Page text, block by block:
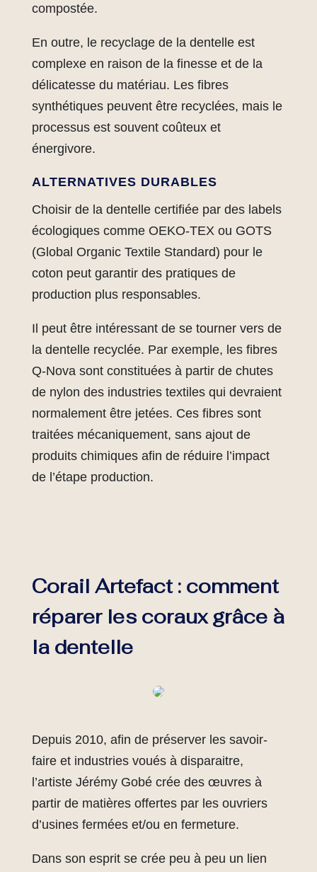
compostée.
En outre, le recyclage de la dentelle est
complexe en raison de la finesse et de la
délicatesse du matériau. Les fibres
synthétiques peuvent être recyclées, mais le
processus est souvent coûteux et
énergivore.
ALTERNATIVES DURABLES
Choisir de la dentelle certifiée par des labels
écologiques comme OEKO-TEX ou GOTS
(Global Organic Textile Standard) pour le
coton peut garantir des pratiques de
production plus responsables.
Il peut être intéressant de se tourner vers de
la dentelle recyclée. Par exemple, les fibres
Q-Nova sont constituées à partir de chutes
de nylon des industries textiles qui devraient
normalement être jetées. Ces fibres sont
traitées mécaniquement, sans ajout de
produits chimiques afin de réduire l’impact
de l’étape production.
Corail Artefact : comment
réparer les coraux grâce à
la dentelle
Depuis 2010, afin de préserver les savoir-
faire et industries voués à disparaitre,
l’artiste Jérémy Gobé crée des œuvres à
partir de matières offertes par les ouvriers
d’usines fermées et/ou en fermeture.
Dans son esprit se crée peu à peu un lien